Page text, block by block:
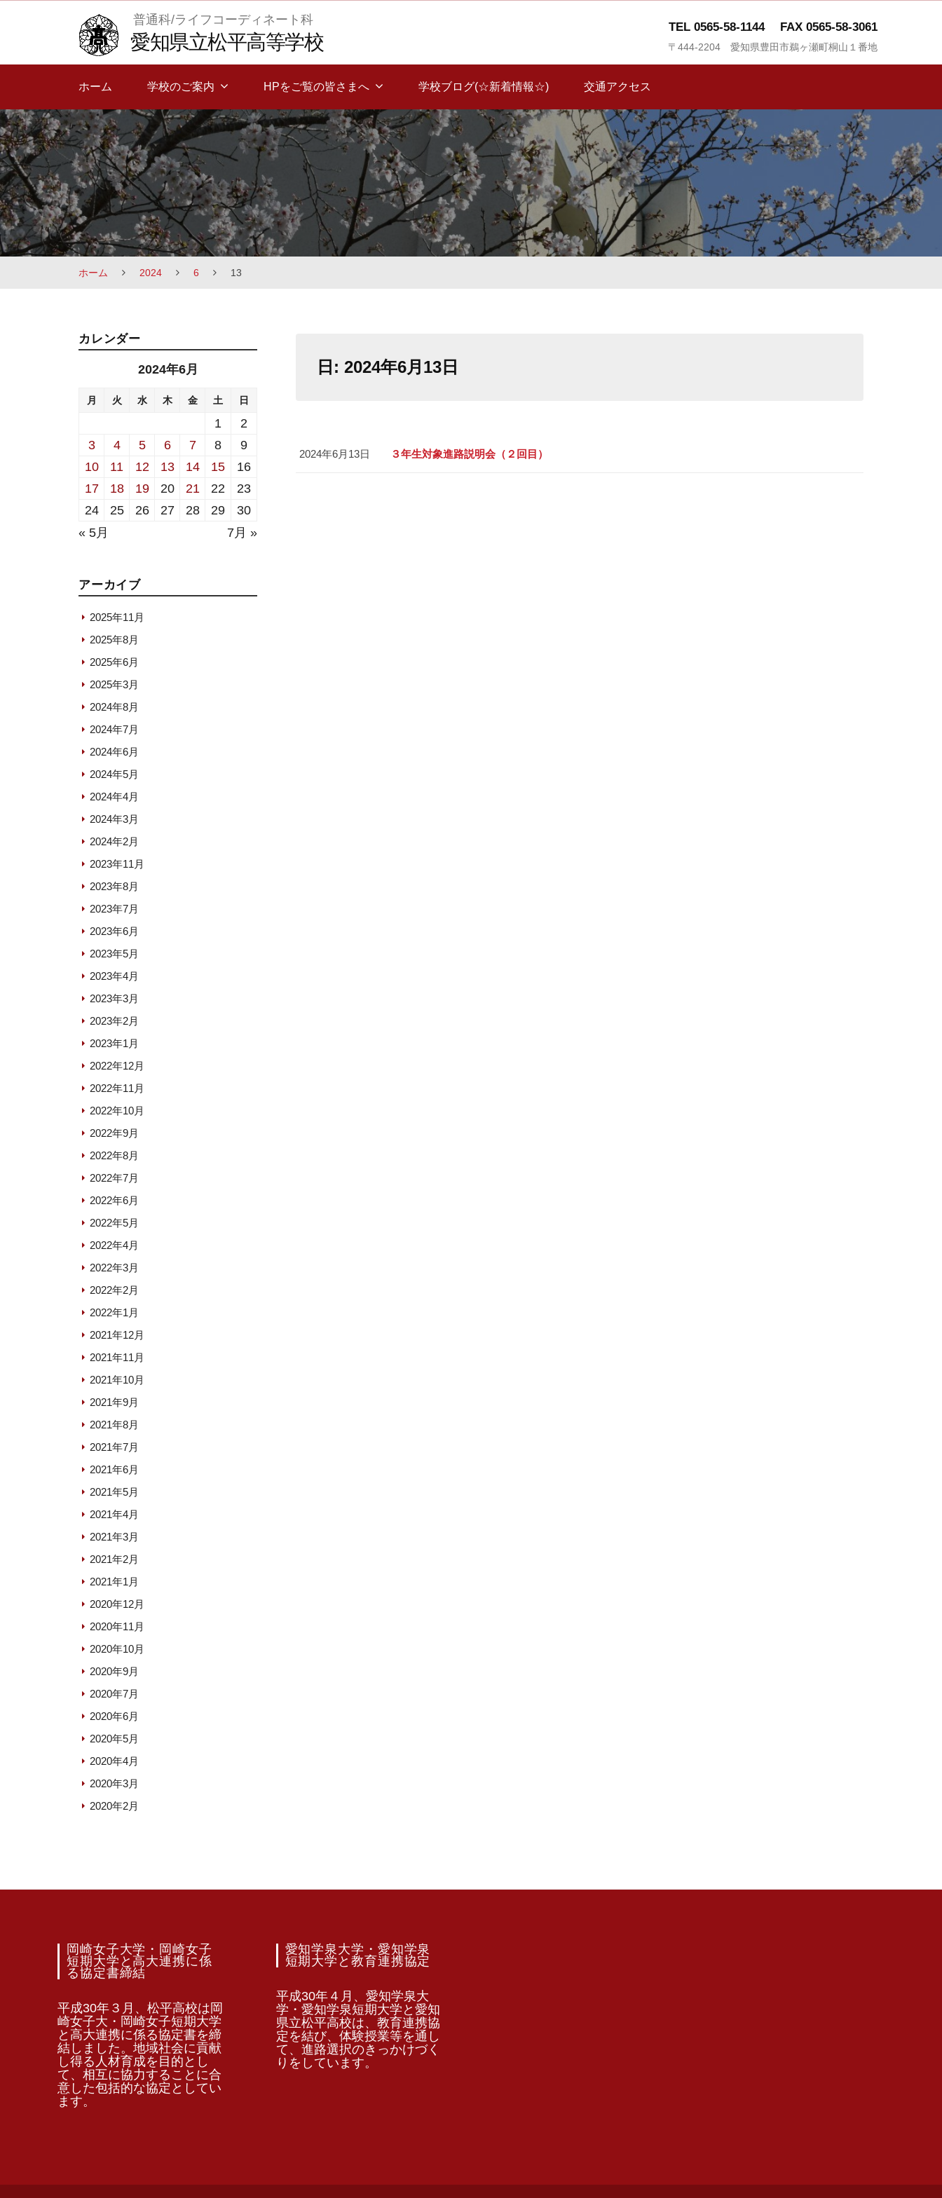
普通科/ライフコーディネート科
愛知県立松平高等学校
TEL 0565-58-1144 FAX 0565-58-3061
〒444-2204 愛知県豊田市鵜ヶ瀬町桐山１番地
ホーム 学校のご案内 HPをご覧の皆さまへ 学校ブログ(☆新着情報☆) 交通アクセス
ホーム 2024 6 13
日:2024年6月13日
2024年6月13日 ３年生対象進路説明会（２回目）
カレンダー
2024年6月
月 火 水 木 金 土 日
1
2
3
4 5 6 7 8
9
10
11 12 13 14 15
16
17
18 19 20 21 22
23
24
25 26 27 28 29
30
« 5月
7月 »
アーカイブ
2025年11月
2025年8月
2025年6月
2025年3月
2024年8月
2024年7月
2024年6月
2024年5月
2024年4月
2024年3月
2024年2月
2023年11月
2023年8月
2023年7月
2023年6月
2023年5月
2023年4月
2023年3月
2023年2月
2023年1月
2022年12月
2022年11月
2022年10月
2022年9月
2022年8月
2022年7月
2022年6月
2022年5月
2022年4月
2022年3月
2022年2月
2022年1月
2021年12月
2021年11月
2021年10月
2021年9月
2021年8月
2021年7月
2021年6月
2021年5月
2021年4月
2021年3月
2021年2月
2021年1月
2020年12月
2020年11月
2020年10月
2020年9月
2020年7月
2020年6月
2020年5月
2020年4月
2020年3月
2020年2月
岡崎女子大学・岡崎女子
短期大学と高大連携に係
る協定書締結
平成30年３月、松平高校は岡
崎女子大・岡崎女子短期大学
と高大連携に係る協定書を締
結しました。地域社会に貢献
し得る人材育成を目的とし
て、相互に協力することに合
意した包括的な協定としてい
ます。
愛知学泉大学・愛知学泉
短期大学と教育連携協定
平成30年４月、愛知学泉大
学・愛知学泉短期大学と愛知
県立松平高校は、教育連携協
定を結び、体験授業等を通し
て、進路選択のきっかけづく
りをしています。